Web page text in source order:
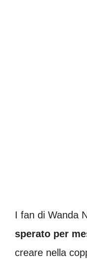
I fan di Wanda
sperato per
creare nella